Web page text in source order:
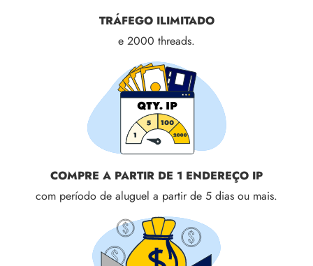
TRÁFEGO ILIMITADO
e 2000 threads.
COMPRE A PARTIR DE 1 ENDEREÇO IP
com período de aluguel a partir de 5 dias ou mais.